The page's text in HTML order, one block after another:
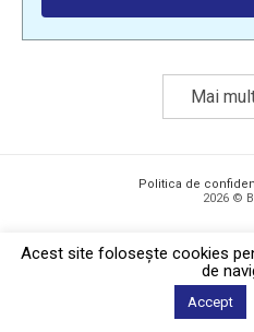
Mai
Politica de
2026 ©
Acest site foloseşte cookies
de
Accept